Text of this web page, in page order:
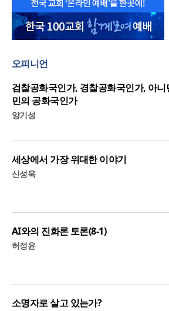
오피니언
검찰공화국인가, 경찰공화국인가, 아니
민의 공화국인가
양기성
세상에서 가장 위대한 이야기
신성욱
AI와의 진화론 토론(8-1)
허정윤
소명자로 살고 있는가?